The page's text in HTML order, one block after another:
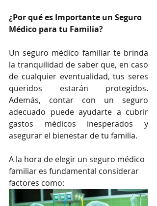
¿Por qué es Importante un Seguro
Médico para tu Familia?
Un seguro médico familiar te brinda
la tranquilidad de saber que, en caso
de cualquier eventualidad, tus seres
queridos estarán protegidos.
Además, contar con un seguro
adecuado puede ayudarte a cubrir
gastos médicos inesperados y
asegurar el bienestar de tu familia.
A la hora de elegir un seguro médico
familiar es fundamental considerar
factores como: